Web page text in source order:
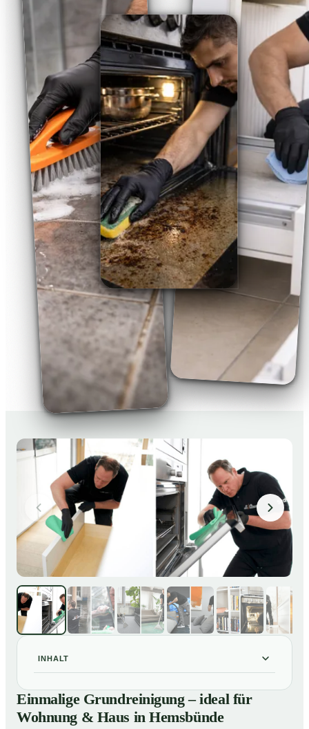
INHALT
Einmalige Grundreinigung – ideal für Wohnung & Haus
in Hemsbünde
Einmalige Grundreinigung – ideal für
Wohnung & Haus in Hemsbünde